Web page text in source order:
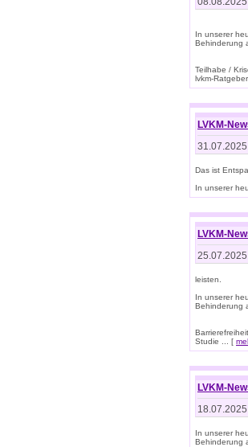
In unserer
Behinderung
Teilhabe /
lvkm-
LVKM-
31.07.2025
Das ist
In unserer
LVKM-
25.07.2025
leisten.
In unserer
Behinderung
Barrierefreiheit
Studie ... [
LVKM-
18.07.2025
In unserer
Behinderung